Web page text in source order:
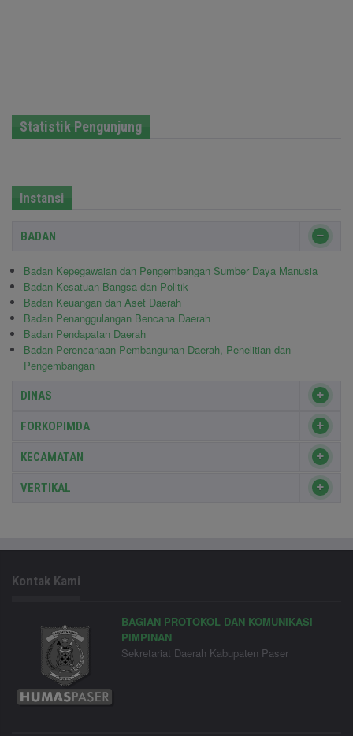
Statistik Pengunjung
Instansi
BADAN
Badan Kepegawaian dan Pengembangan Sumber Daya Manusia
Badan Kesatuan Bangsa dan Politik
Badan Keuangan dan Aset Daerah
Badan Penanggulangan Bencana Daerah
Badan Pendapatan Daerah
Badan Perencanaan Pembangunan Daerah, Penelitian dan
Pengembangan
DINAS
FORKOPIMDA
KECAMATAN
VERTIKAL
Kontak Kami
BAGIAN PROTOKOL DAN KOMUNIKASI
PIMPINAN
Sekretariat Daerah Kabupaten Paser